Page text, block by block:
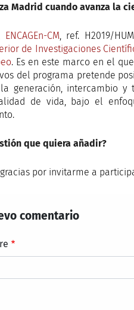
Madrid cuando avanza la
ENCAGEn-CM, ref. H2019/
de Investigaciones
. Es en este marco en el
del programa pretende
generación, intercambio y
de vida, bajo el
que quiera añadir?
por invitarme a
comentario